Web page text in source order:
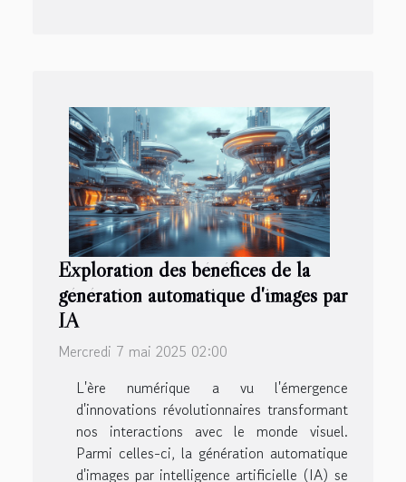
Exploration des bénéfices de la
génération automatique d'images par
IA
Mercredi 7 mai 2025 02:00
L'ère numérique a vu l'émergence
d'innovations révolutionnaires transformant
nos interactions avec le monde visuel.
Parmi celles-ci, la génération automatique
d'images par intelligence artificielle (IA) se